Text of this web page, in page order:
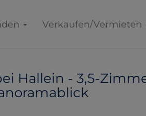
Verkaufen/Vermieten
Hallein - 3,5-